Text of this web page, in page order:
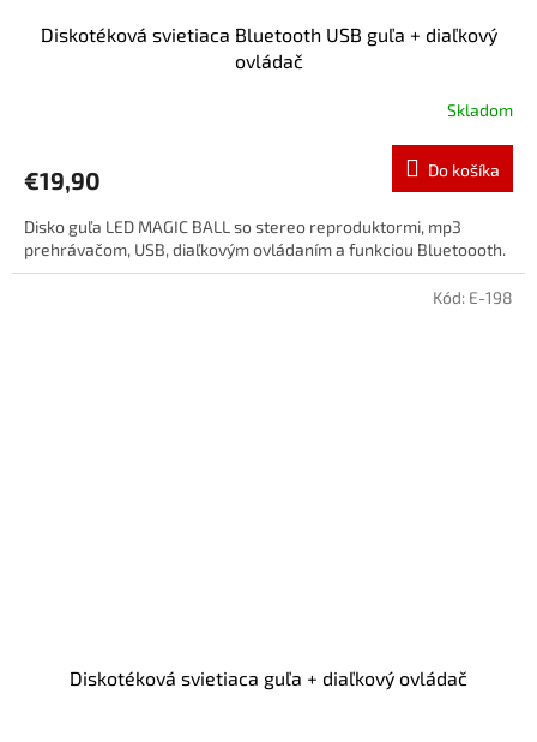
Diskotéková svietiaca Bluetooth USB guľa + diaľkový
ovládač
Skladom
€19,90 Do košíka
Disko guľa LED MAGIC BALL so stereo reproduktormi, mp3
prehrávačom, USB, diaľkovým ovládaním a funkciou Bluetoooth.
Diskotéková svietiaca guľa + diaľkový ovládač
Kód: E-198